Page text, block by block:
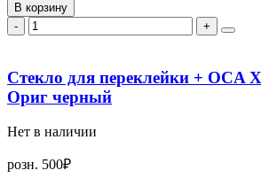
В корзину
-
+
Стекло для переклейки + OCA
Ориг черный
Нет в наличии
розн. 500₽